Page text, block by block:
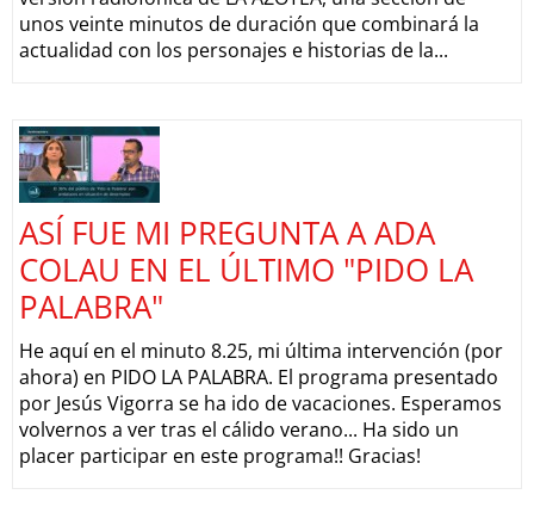
unos veinte minutos de duración que combinará la
actualidad con los personajes e historias de la...
ASÍ FUE MI PREGUNTA A ADA
COLAU EN EL ÚLTIMO "PIDO LA
PALABRA"
He aquí en el minuto 8.25, mi última intervención (por
ahora) en PIDO LA PALABRA. El programa presentado
por Jesús Vigorra se ha ido de vacaciones. Esperamos
volvernos a ver tras el cálido verano... Ha sido un
placer participar en este programa!! Gracias!